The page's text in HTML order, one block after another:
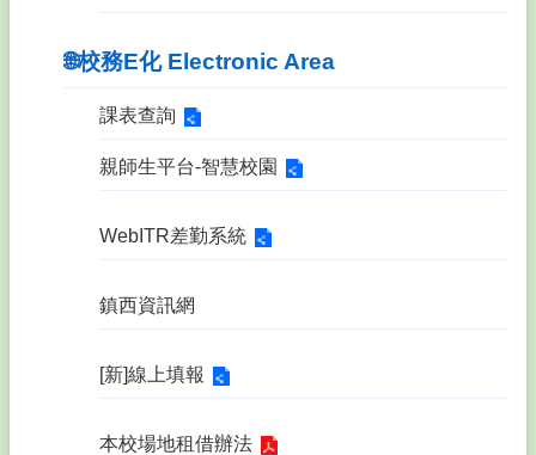
🌐校務E化 Electronic Area
課表查詢
親師生平台-智慧校園
WebITR差勤系統
鎮西資訊網
[新]線上填報
本校場地租借辦法